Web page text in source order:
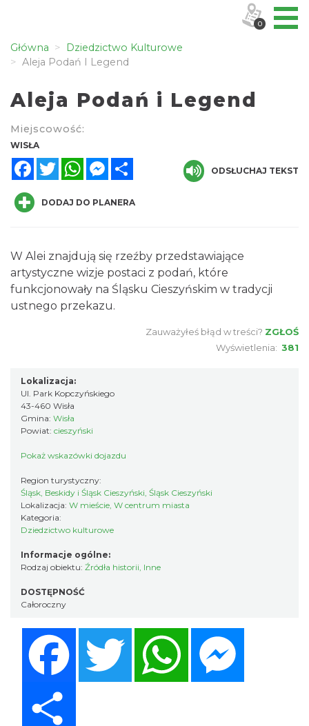
Główna
Dziedzictwo Kulturowe
Aleja Podań I Legend
Aleja Podań i Legend
Miejscowość:
WISŁA
FacebookTwitterWhatsAppMessenger
ODSŁUCHAJ TEKST
DODAJ DO PLANERA
W Alei znajdują się rzeźby przedstawiające
artystyczne wizje postaci z podań, które
funkcjonowały na Śląsku Cieszyńskim w tradycji
ustnego przekazu.
Zauważyłeś błąd w treści? ZGŁOŚ
Wyświetlenia: 381
Lokalizacja:
Ul. Park Kopczyńskiego
43-460 Wisła
Gmina: Wisła
Powiat: cieszyński
Pokaż wskazówki dojazdu
Region turystyczny:
Śląsk, Beskidy i Śląsk Cieszyński, Śląsk Cieszyński
Lokalizacja: W mieście, W centrum miasta
Kategoria:
Dziedzictwo kulturowe
Informacje ogólne:
Rodzaj obiektu: Źródła historii, Inne
DOSTĘPNOŚĆ
Całoroczny
Twitter WhatsApp
0